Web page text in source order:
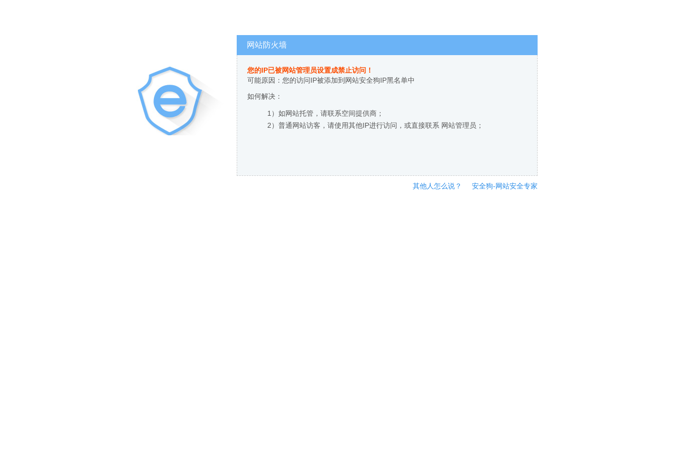
网站防火墙
您的IP已被网站管理员设置成禁止访问！
可能原因：您的访问IP被添加到网站安全狗IP黑名单中
如何解决：
1）如网站托管，请联系空间提供商；
2）普通网站访客，请使用其他IP进行访问，或直接联系 网站管理员；
其他人怎么说？ 安全狗-网站安全专家